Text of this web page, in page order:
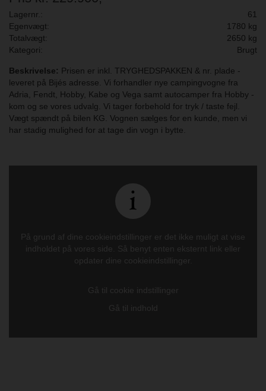
Lagernr.:
61
Egenvægt:
1780 kg
Totalvægt:
2650 kg
Kategori:
Brugt
Beskrivelse: Prisen er inkl. TRYGHEDSPAKKEN & nr. plade -
leveret på Bijés adresse. Vi forhandler nye campingvogne fra
Adria, Fendt, Hobby, Kabe og Vega samt autocamper fra Hobby -
kom og se vores udvalg. Vi tager forbehold for tryk / taste fejl.
Vægt spændt på bilen KG. Vognen sælges for en kunde, men vi
har stadig mulighed for at tage din vogn i bytte.
På grund af dine cookieindstillinger er det ikke muligt at vise
indholdet på vores side. Så benyt enten eksternt link eller
opdater dine cookieindstillinger.
Gå til cookie indstillinger
Gå til indhold